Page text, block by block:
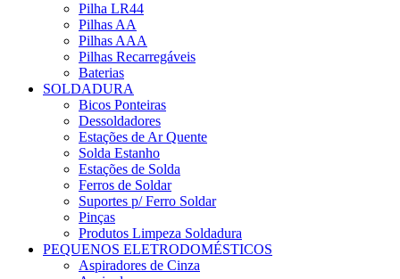
Pilha LR44
Pilhas AA
Pilhas AAA
Pilhas Recarregáveis
Baterias
SOLDADURA
Bicos Ponteiras
Dessoldadores
Estações de Ar Quente
Solda Estanho
Estações de Solda
Ferros de Soldar
Suportes p/ Ferro Soldar
Pinças
Produtos Limpeza Soldadura
PEQUENOS ELETRODOMÉSTICOS
Aspiradores de Cinza